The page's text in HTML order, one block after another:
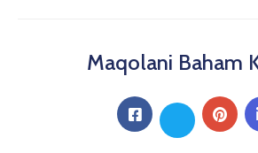
Maqolani Baham